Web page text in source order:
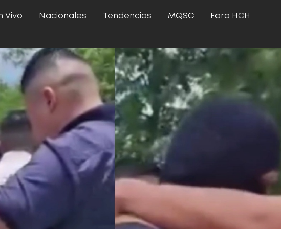
Vivo Nacionales Tendencias MQSC Foro HCH